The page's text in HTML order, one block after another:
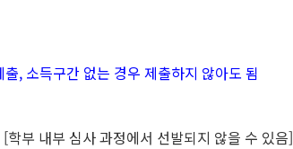
, 소득구간 없는 경우 제출하지 않아도 됨
부 내부 심사 과정에서 선발되지 않을 수 있음]